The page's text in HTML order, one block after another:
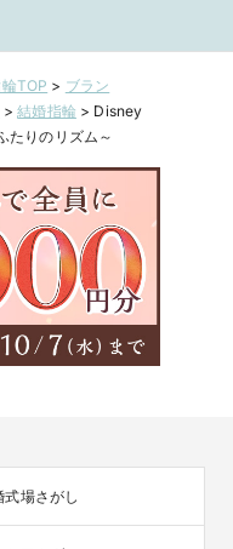
TOP > ブラン
>結婚指輪 > Disney
りのリズム～
式場さがし